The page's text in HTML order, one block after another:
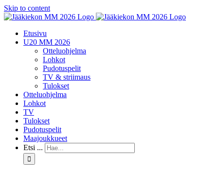
Skip to content
Etusivu
U20 MM 2026
Otteluohjelma
Lohkot
Pudotuspelit
TV & striimaus
Tulokset
Otteluohjelma
Lohkot
TV
Tulokset
Pudotuspelit
Maajoukkueet
Etsi ...